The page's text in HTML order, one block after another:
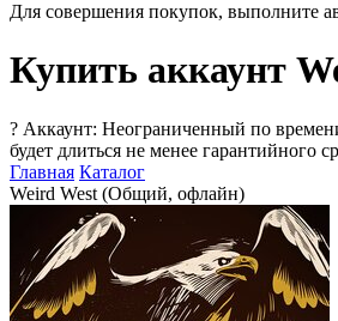
Для совершения покупок, выполните
Купить аккаунт
? Аккаунт: Неограниченный по
будет длиться не менее гарантийного
Главная Каталог
Weird West (Общий, офлайн)